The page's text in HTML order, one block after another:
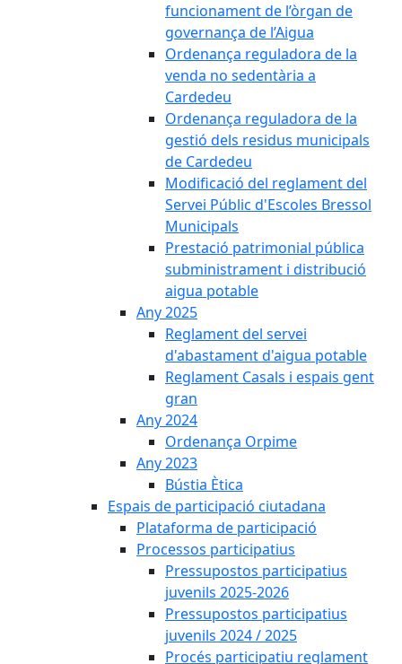
funcionament de l’òrgan de
governança de l’Aigua
Ordenança reguladora de la
venda no sedentària a
Cardedeu
Ordenança reguladora de la
gestió dels residus municipals
de Cardedeu
Modificació del reglament del
Servei Públic d'Escoles Bressol
Municipals
Prestació patrimonial pública
subministrament i distribució
aigua potable
Any 2025
Reglament del servei
d'abastament d'aigua potable
Reglament Casals i espais gent
gran
Any 2024
Ordenança Orpime
Any 2023
Bústia Ètica
Espais de participació ciutadana
Plataforma de participació
Processos participatius
Pressupostos participatius
juvenils 2025-2026
Pressupostos participatius
juvenils 2024 / 2025
Procés participatiu reglament